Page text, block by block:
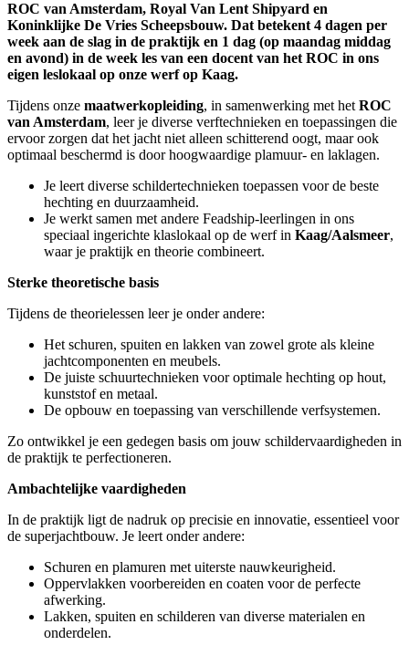
ROC van Amsterdam, Royal Van Lent Shipyard en
Koninklijke De Vries Scheepsbouw. Dat betekent 4 dagen per
week aan de slag in de praktijk en 1 dag (op maandag middag
en avond) in de week les van een docent van het ROC in ons
eigen leslokaal op onze werf op Kaag.
Tijdens onze maatwerkopleiding, in samenwerking met het ROC
van Amsterdam, leer je diverse verftechnieken en toepassingen die
ervoor zorgen dat het jacht niet alleen schitterend oogt, maar ook
optimaal beschermd is door hoogwaardige plamuur- en laklagen.
Je leert diverse schildertechnieken toepassen voor de beste
hechting en duurzaamheid.
Je werkt samen met andere Feadship-leerlingen in ons
speciaal ingerichte klaslokaal op de werf in Kaag/Aalsmeer,
waar je praktijk en theorie combineert.
Sterke theoretische basis
Tijdens de theorielessen leer je onder andere:
Het schuren, spuiten en lakken van zowel grote als kleine
jachtcomponenten en meubels.
De juiste schuurtechnieken voor optimale hechting op hout,
kunststof en metaal.
De opbouw en toepassing van verschillende verfsystemen.
Zo ontwikkel je een gedegen basis om jouw schildervaardigheden in
de praktijk te perfectioneren.
Ambachtelijke vaardigheden
In de praktijk ligt de nadruk op precisie en innovatie, essentieel voor
de superjachtbouw. Je leert onder andere:
Schuren en plamuren met uiterste nauwkeurigheid.
Oppervlakken voorbereiden en coaten voor de perfecte
afwerking.
Lakken, spuiten en schilderen van diverse materialen en
onderdelen.